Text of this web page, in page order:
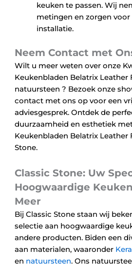
keuken te passen. Wij
metingen en zorgen voor
installatie.
Neem Contact met
Wilt u meer weten over onze
Keukenbladen Belatrix Leather
natuursteen ? Bezoek onze
contact met ons op voor een
adviesgesprek. Ontdek de
duurzaamheid en esthetiek
Keukenbladen Belatrix Leather
Stone.
Classic Stone: Uw
Hoogwaardige
Meer
Bij Classic Stone staan wij
selectie aan hoogwaardige
andere producten. Biden een
aan materialen, waaronder
en natuursteen. Ons